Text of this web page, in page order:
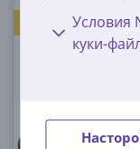
Условия
куки-
САМЫЙ ДЕШЕВЫЙ НА